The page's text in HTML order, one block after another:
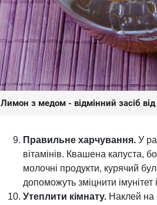
Лимон з медом - відмінний засіб
Правильне харчування. У
вітамінів. Квашена капуста,
молочні продукти, курячий
допоможуть зміцнити імунітет
Утеплити кімнату. Наклей на